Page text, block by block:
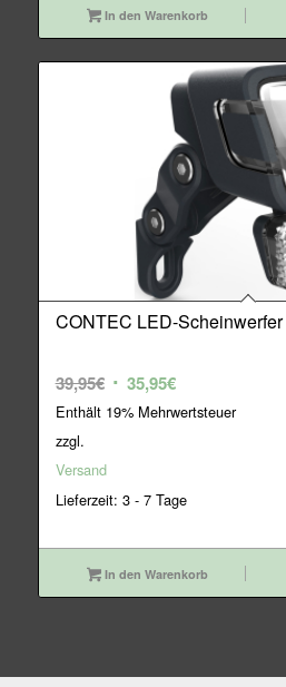
In den Warenkorb
CONTEC LED-Scheinwerfer
39,95€ Ursprünglicher
Preis
35,95€Aktueller
Preis
Enthält 19% Mehrwertsteuer
zzgl.
Versand
Lieferzeit: 3 - 7 Tage
In den Warenkorb